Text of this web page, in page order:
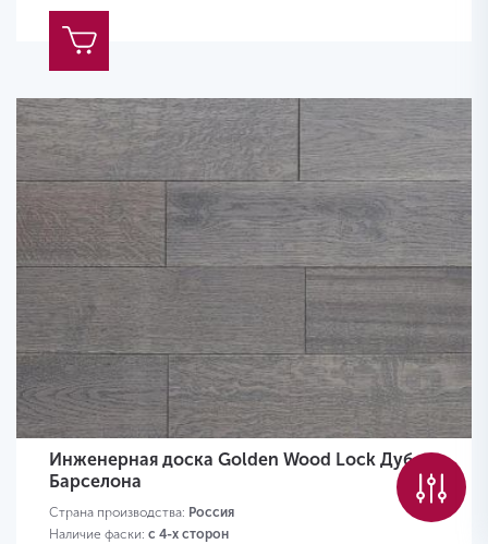
Инженерная доска Golden Wood Lock Дуб
Барселона
Страна производства: Россия
Наличие фаски: с 4-х сторон